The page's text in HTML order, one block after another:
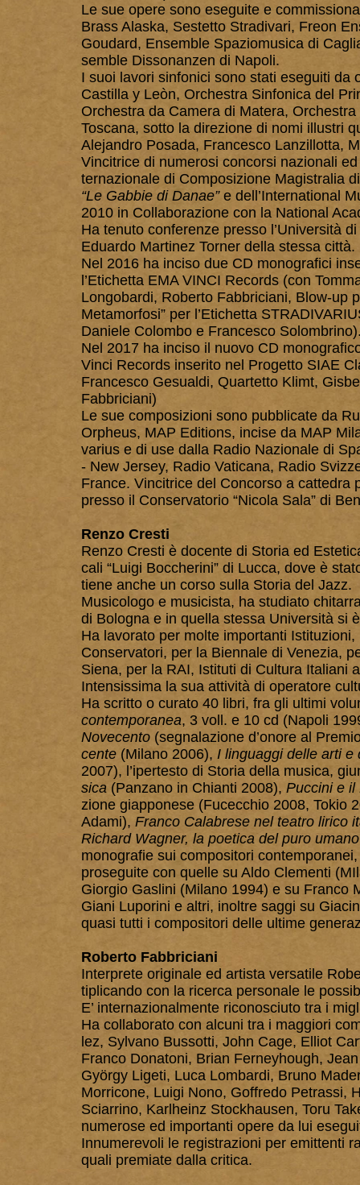
Le sue opere sono eseguite e
Brass Alaska, Sestetto Stradivari, Freon
Goudard, Ensemble Spaziomusica di
semble Dissonanzen di Napoli.
I suoi lavori sinfonici sono stati eseguiti da
Castilla y Leòn, Orchestra Sinfonica del
Orchestra da Camera di Matera,
Toscana, sotto la direzione di nomi illustri
Alejandro Posada, Francesco Lanzillotta,
Vincitrice di numerosi concorsi nazionali
ternazionale di Composizione Magistralia
“Le Gabbie di Danae”e dell’International
2010 in Collaborazione con la National
Ha tenuto conferenze presso l’Università
Eduardo Martinez Torner della stessa città.
Nel 2016 ha inciso due CD monografici
l’Etichetta EMA VINCI Records (con
Longobardi, Roberto Fabbriciani, Blow-up
Metamorfosi” per l’Etichetta
Daniele Colombo e Francesco
Nel 2017 ha inciso il nuovo CD
Vinci Records inserito nel Progetto SIAE
Francesco Gesualdi, Quartetto Klimt,
Fabbriciani)
Le sue composizioni sono pubblicate da
Orpheus, MAP Editions, incise da MAP
varius e di use dalla Radio Nazionale di
- New Jersey, Radio Vaticana, Radio
France. Vincitrice del Concorso a cattedra
presso il Conservatorio “Nicola Sala” di
Renzo Cresti
Renzo Cresti è docente di Storia ed
cali “Luigi Boccherini” di Lucca, dove è
tiene anche un corso sulla Storia del Jazz.
Musicologo e musicista, ha studiato
di Bologna e in quella stessa Università si
Ha lavorato per molte importanti
Conservatori, per la Biennale di Venezia,
Siena, per la RAI, Istituti di Cultura Italiani
Intensissima la sua attività di operatore
Ha scritto o curato 40 libri, fra gli ultimi
contemporanea, 3 voll. e 10 cd (Napoli
Novecento (segnalazione d’onore al
cente (Milano 2006), I linguaggi delle arti e
2007), l’ipertesto di Storia della musica,
sica (Panzano in Chianti 2008), Puccini e il
zione giapponese (Fucecchio 2008, Tokio
Adami), Franco Calabrese nel teatro lirico
Richard Wagner, la poetica del puro umano
monografie sui compositori
proseguite con quelle su Aldo Clementi
Giorgio Gaslini (Milano 1994) e su Franco
Giani Luporini e altri, inoltre saggi su
quasi tutti i compositori delle ultime
Roberto Fabbriciani
Interprete originale ed artista versatile
tiplicando con la ricerca personale le
E’ internazionalmente riconosciuto tra i
Ha collaborato con alcuni tra i maggiori
lez, Sylvano Bussotti, John Cage, Elliot
Franco Donatoni, Brian Ferneyhough,
György Ligeti, Luca Lombardi, Bruno
Morricone, Luigi Nono, Goffredo Petrassi,
Sciarrino, Karlheinz Stockhausen, Toru
numerose ed importanti opere da lui
Innumerevoli le registrazioni per emittenti
quali premiate dalla critica.